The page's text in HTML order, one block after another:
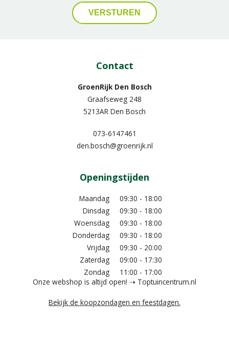
Contact
GroenRijk Den Bosch
Graafseweg 248
5213AR Den Bosch
073-6147461
den.bosch@groenrijk.nl
Openingstijden
Maandag
09:30 - 18:00
Dinsdag
09:30 - 18:00
Woensdag
09:30 - 18:00
Donderdag
09:30 - 18:00
Vrijdag
09:30 - 20:00
Zaterdag
09:00 - 17:30
Zondag
11:00 - 17:00
Onze webshop is altijd open! ⇢ Toptuincentrum.nl
Bekijk de koopzondagen en feestdagen.